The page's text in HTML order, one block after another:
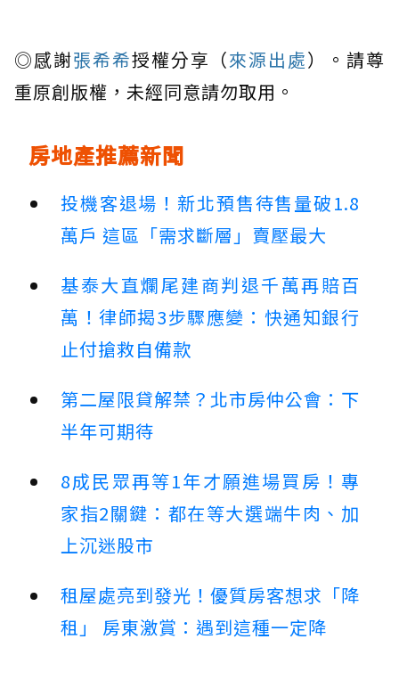
◎感謝張希希授權分享（來源出處）。請尊
重原創版權，未經同意請勿取用。
房地產推薦新聞
投機客退場！新北預售待售量破1.8
萬戶 這區「需求斷層」賣壓最大
基泰大直爛尾建商判退千萬再賠百
萬！律師揭3步驟應變：快通知銀行
止付搶救自備款
第二屋限貸解禁？北市房仲公會：下
半年可期待
8成民眾再等1年才願進場買房！專
家指2關鍵：都在等大選端牛肉、加
上沉迷股市
租屋處亮到發光！優質房客想求「降
租」 房東激賞：遇到這種一定降